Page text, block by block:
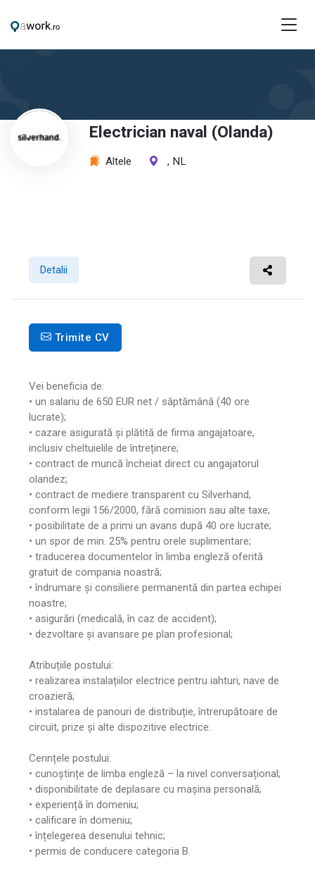
Electrician naval (Olanda)
Altele , NL
Detalii
Trimite CV
Vei beneficia de:
• un salariu de 650 EUR net / săptămână (40 ore
lucrate);
• cazare asigurată și plătită de firma angajatoare,
inclusiv cheltuielile de întreținere;
• contract de muncă încheiat direct cu angajatorul
olandez;
• contract de mediere transparent cu Silverhand,
conform legii 156/2000, fără comision sau alte taxe;
• posibilitate de a primi un avans după 40 ore lucrate;
• un spor de min. 25% pentru orele suplimentare;
• traducerea documentelor în limba engleză oferită
gratuit de compania noastră;
• îndrumare și consiliere permanentă din partea echipei
noastre;
• asigurări (medicală, în caz de accident);
• dezvoltare și avansare pe plan profesional;
Atribuțiile postului:
• realizarea instalațiilor electrice pentru iahturi, nave de
croazieră;
• instalarea de panouri de distribuție, întrerupătoare de
circuit, prize și alte dispozitive electrice.
Cerințele postului:
• cunoștințe de limba engleză – la nivel conversațional;
• disponibilitate de deplasare cu mașina personală;
• experiență în domeniu;
• calificare în domeniu;
• înțelegerea desenului tehnic;
• permis de conducere categoria B.